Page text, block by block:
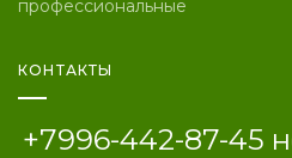
профессиональные
КОНТАКТЫ
+7996-442-87-45